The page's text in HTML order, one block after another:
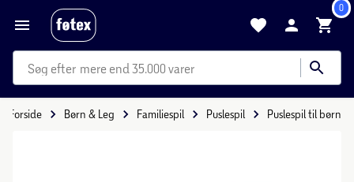
0
mere end 35.000 varer
Forside Børn & Leg Familiespil Puslespil Puslespil til børn